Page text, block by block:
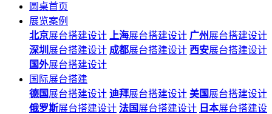
圆桌首页
展览案例
北京展台搭建设计 上海展台搭建设计 广州展台搭建设计
深圳 展台搭建设计 成都展台搭建设计 西安展台搭建设计
国外展台搭建设计
国际展台搭建
德国 展台搭建设计 迪拜展台搭建设计 美国 展台搭建设计
俄罗斯展台搭建设计 法国 展台搭建设计 日本展台搭建设